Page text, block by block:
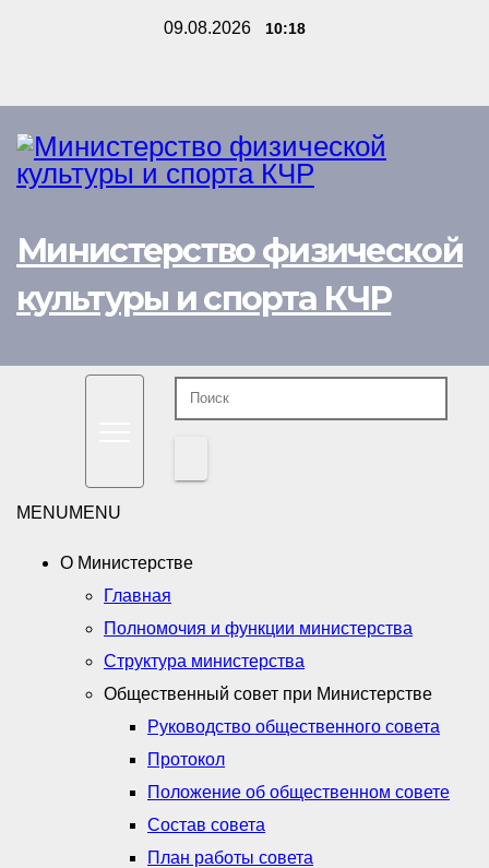
09.08.2026 10:18
Министерство физической
культуры и спорта КЧР
MENUMENU
О Министерстве
Главная
Полномочия и функции министерства
Структура министерства
Общественный совет при Министерстве
Руководство общественного совета
Протокол
Положение об общественном совете
Состав совета
План работы совета